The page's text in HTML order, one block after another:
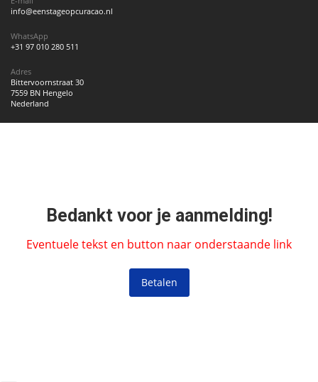
info@eenstageopcuracao.nl
WhatsApp
+31 97 010 280 511
Adres
Bittervoornstraat 30
7559 BN Hengelo
Nederland
Bedankt voor je aanmelding!
Eventuele tekst en button naar onderstaande link
Betalen